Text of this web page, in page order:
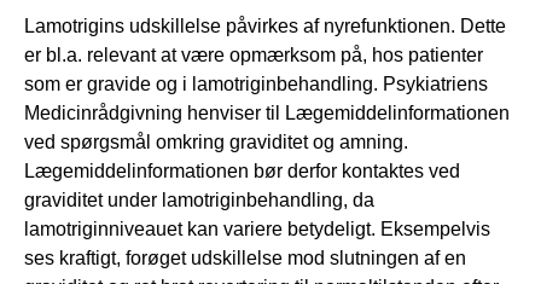
Lamotrigins udskillelse påvirkes af nyrefunktionen. Dette
er bl.a. relevant at være opmærksom på, hos patienter
som er gravide og i lamotriginbehandling. Psykiatriens
Medicinrådgivning henviser til Lægemiddelinformationen
ved spørgsmål omkring graviditet og amning.
Lægemiddelinformationen bør derfor kontaktes ved
graviditet under lamotriginbehandling, da
lamotriginniveauet kan variere betydeligt. Eksempelvis
ses kraftigt, forøget udskillelse mod slutningen af en